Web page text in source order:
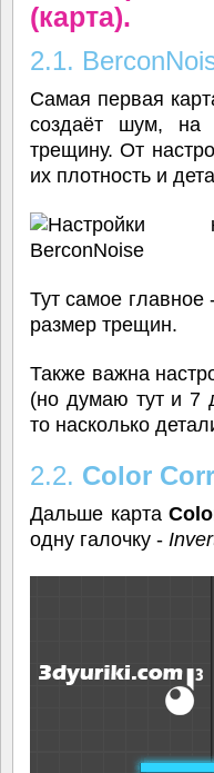
(карта).
2.1.
Самая первая
создаёт шум, на
трещину. От
их плотность и
Тут самое главное
размер трещин.
Также важна
(но думаю тут и 7
то насколько
2.2. Color
Дальше карта
одну галочку -